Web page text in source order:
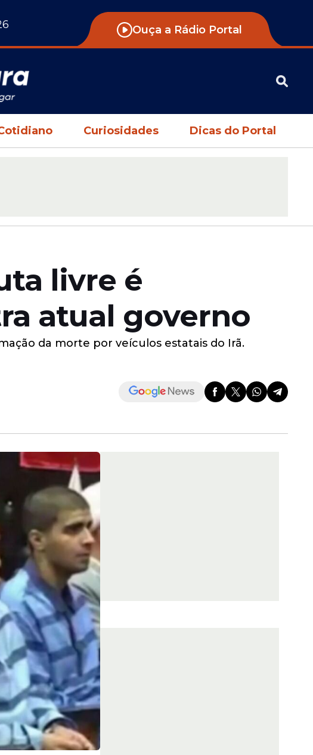
Ouça a Rádio Portal
Curiosidades Dicas do Portal
livre é
atual governo
da morte por veículos estatais do Irã.